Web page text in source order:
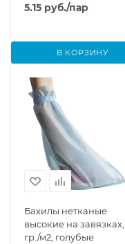
5.15 руб./пар
В КОРЗИНУ
Бахилы нетканые
высокие на
гр./м2, голубые